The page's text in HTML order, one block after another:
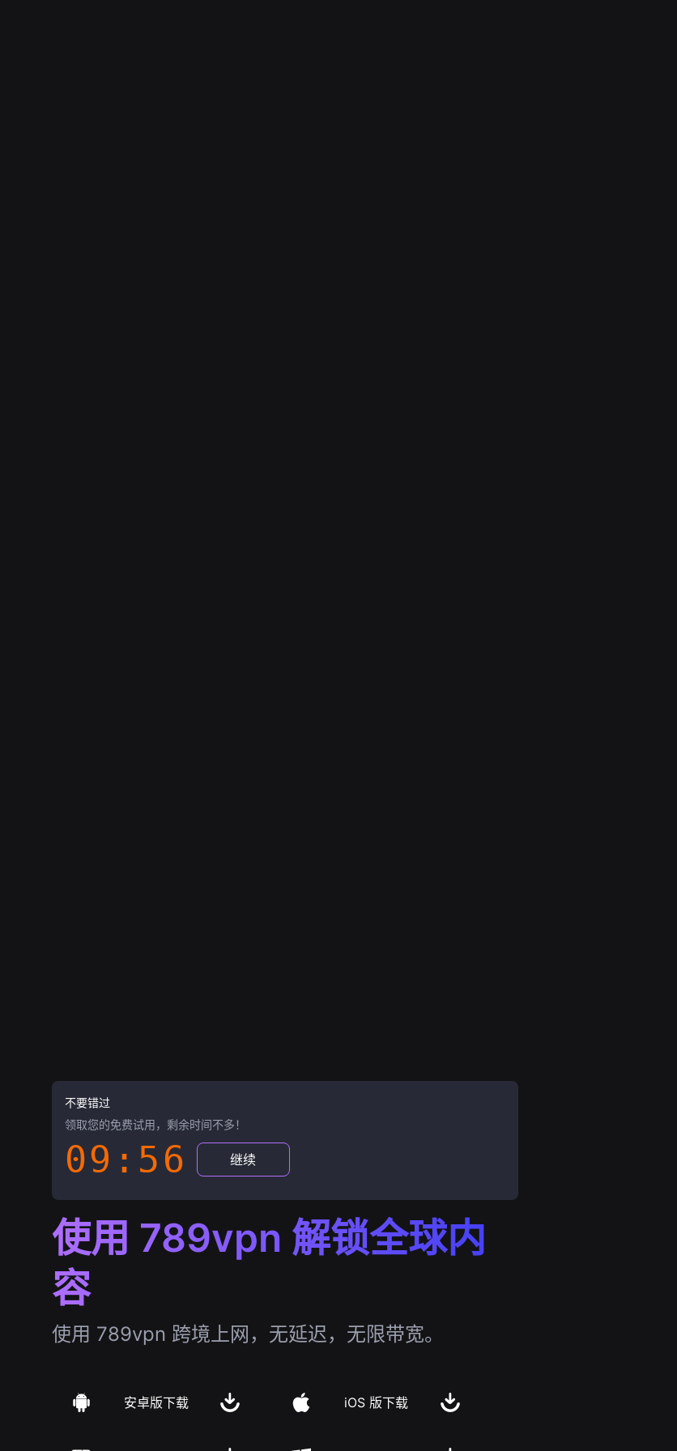
不要错过
领取您的免费试用，剩余时间不多！
09:55 继续
使用 789vpn 解锁全球内
容
使用 789vpn 跨境上网，无延迟，无限带宽。
安卓版下载 iOS 版下载